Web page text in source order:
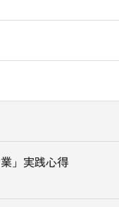
」実践心得